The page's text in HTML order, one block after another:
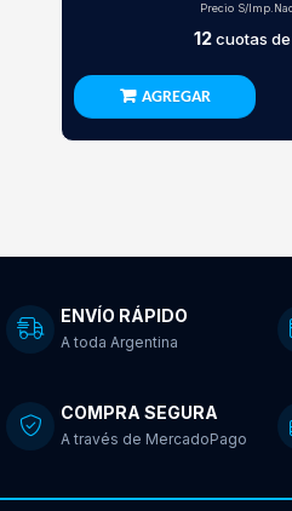
Precio S/
12cuotas de
AGREGAR
ENVÍO RÁPIDO
A toda Argentina
COMPRA SEGURA
A través de MercadoPago